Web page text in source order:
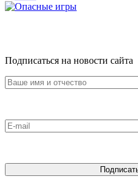
Подписаться на новости сайта